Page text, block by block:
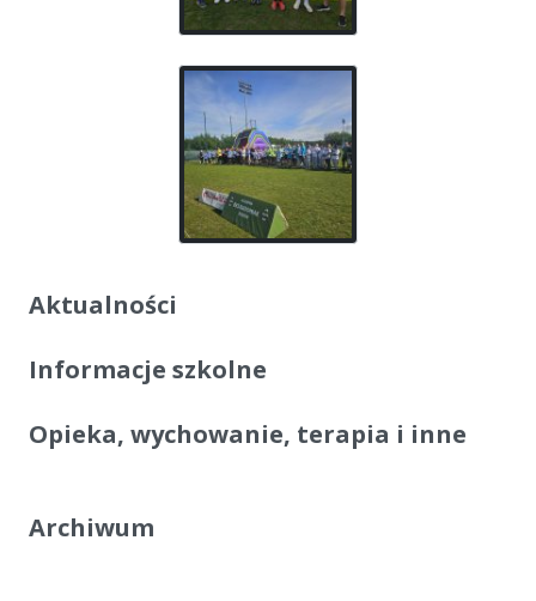
Aktualności
Informacje szkolne
Opieka, wychowanie, terapia i inne
Archiwum